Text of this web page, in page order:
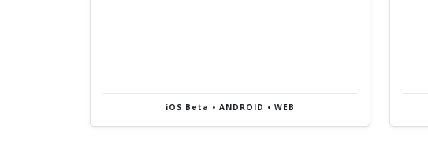
iOS Beta • ANDROID • WEB